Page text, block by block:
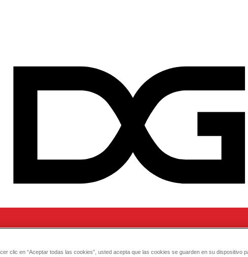
clic en “Aceptar todas las cookies”, usted acepta que las cookies se guarden en su dispositivo